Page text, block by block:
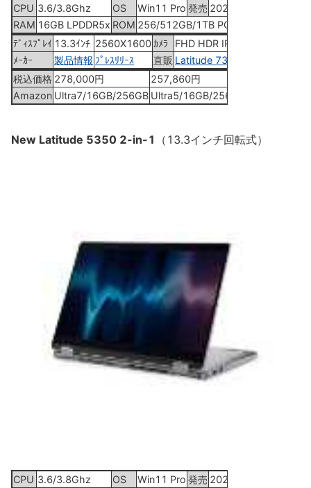
CPU 3.6/3.8Ghz OS Win11 Pro 発売 2024年3月13日
RAM 16GB LPDDR5x ROM 256/512GB/1TB PCIe
ﾃﾞｨｽﾌﾟﾚｲ 13.3ｲﾝﾁ 2560X1600 ｶﾒﾗ
FHD HDR IR
ﾒｰｶｰ
製品情報 ﾌﾟﾚｽﾘﾘｰｽ 直販 Latitude 7350
税込価格 278,000円 257,860円
Amazon Ultra7/16GB/256GB Ultra5/16GB/256GB
New Latitude 5350 2-in-1 （13.3インチ回転式）
CPU 3.6/3.8Ghz OS Win11 Pro 発売 2024年3月13日